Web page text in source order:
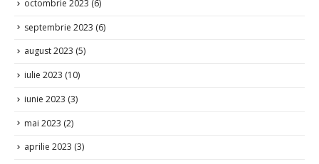
octombrie 2023 (6)
septembrie 2023 (6)
august 2023 (5)
iulie 2023 (10)
iunie 2023 (3)
mai 2023 (2)
aprilie 2023 (3)